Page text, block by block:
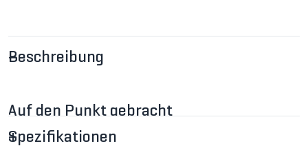
Beschreibung
Auf den Punkt gebracht
Das ärmellose Shirt M BASE LAYER von GORE WEAR sitzt
wie eine zweite Haut. Es eignet sich als erste Schicht
Spezifikationen